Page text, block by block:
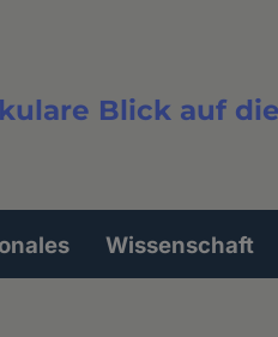
Blick auf
Wissenschaft